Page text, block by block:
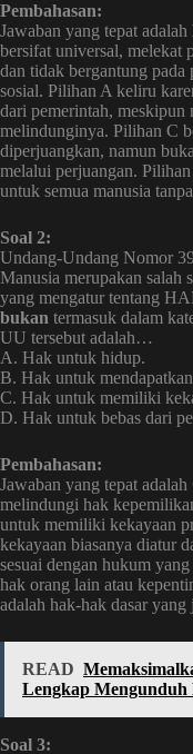
Pembahasan:
Jawaban yang tepat adalah
bersifat universal, melekat
dan tidak bergantung pada
sosial. Pilihan A keliru
dari pemerintah, meskipun
melindunginya. Pilihan C
diperjuangkan, namun
melalui perjuangan.
untuk semua manusia
Soal 2:
Undang-Undang Nomor
Manusia merupakan salah
yang mengatur tentang
bukan termasuk dalam
UU tersebut adalah…
A. Hak untuk hidup.
B. Hak untuk
C. Hak untuk memiliki
D. Hak untuk bebas dari
Pembahasan:
Jawaban yang tepat adalah
melindungi hak
untuk memiliki kekayaan
kekayaan biasanya diatur
sesuai dengan hukum
hak orang lain atau
adalah hak-hak dasar
READ
Lengkap Mengunduh
Soal 3: